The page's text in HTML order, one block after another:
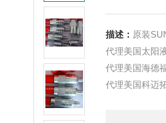
描述： 原装
代理美国太阳
代理美国海德
代理美国科迈